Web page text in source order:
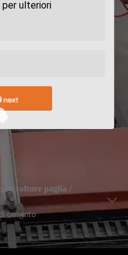
per colture paglia /
cemento